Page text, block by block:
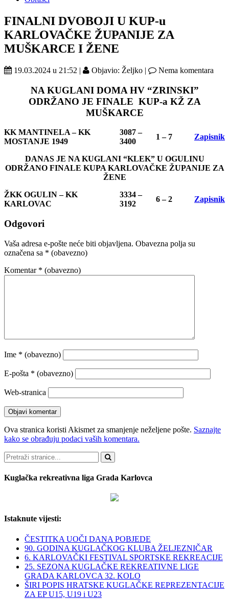
FINALNI DVOBOJI U KUP-u
KARLOVAČKE ŽUPANIJE ZA
MUŠKARCE I ŽENE
19.03.2024 u 21:52 | Objavio: Željko | Nema komentara
NA KUGLANI DOMA HV “ZRINSKI”
ODRŽANO JE FINALE KUP-a KŽ ZA
MUŠKARCE
KK MANTINELA – KK
MOSTANJE 1949
3087 –
3400
1 – 7 Zapisnik
DANAS JE NA KUGLANI “KLEK” U OGULINU
ODRŽANO FINALE KUPA KARLOVAČKE ŽUPANIJE ZA
ŽENE
ŽKK OGULIN – KK
KARLOVAC
3334 –
3192
6 – 2 Zapisnik
Odgovori
Vaša adresa e-pošte neće biti objavljena. Obavezna polja su
označena sa * (obavezno)
Komentar * (obavezno)
Ime * (obavezno)
E-pošta * (obavezno)
Web-stranica
Ova stranica koristi Akismet za smanjenje neželjene pošte. Saznajte
kako se obrađuju podaci vaših komentara.
Pretraži
Kuglačka rekreativna liga Grada Karlovca
Istaknute vijesti:
ČESTITKA UOČI DANA POBJEDE
90. GODINA KUGLAČKOG KLUBA ŽELJEZNIČAR
6. KARLOVAČKI FESTIVAL SPORTSKE REKREACIJE
25. SEZONA KUGLAČKE REKREATIVNE LIGE
GRADA KARLOVCA 32. KOLO
ŠIRI POPIS HRATSKE KUGLAČKE REPREZENTACIJE
ZA EP U15, U19 i U23